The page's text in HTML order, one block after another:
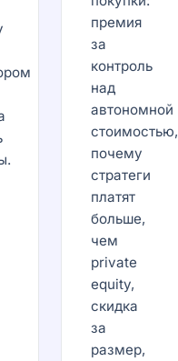
премия
за
контроль
над
автономной
стоимостью,
почему
стратеги
платят
больше,
чем
private
equity,
скидка
за
размер,